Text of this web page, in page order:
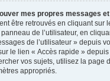
mes propres messages
être retrouvés en cliquant sur
de l’utilisateur, en
de l’utilisateur » depuis
le lien « Accès rapide »
vos sujets, utilisez la page
appropriés.